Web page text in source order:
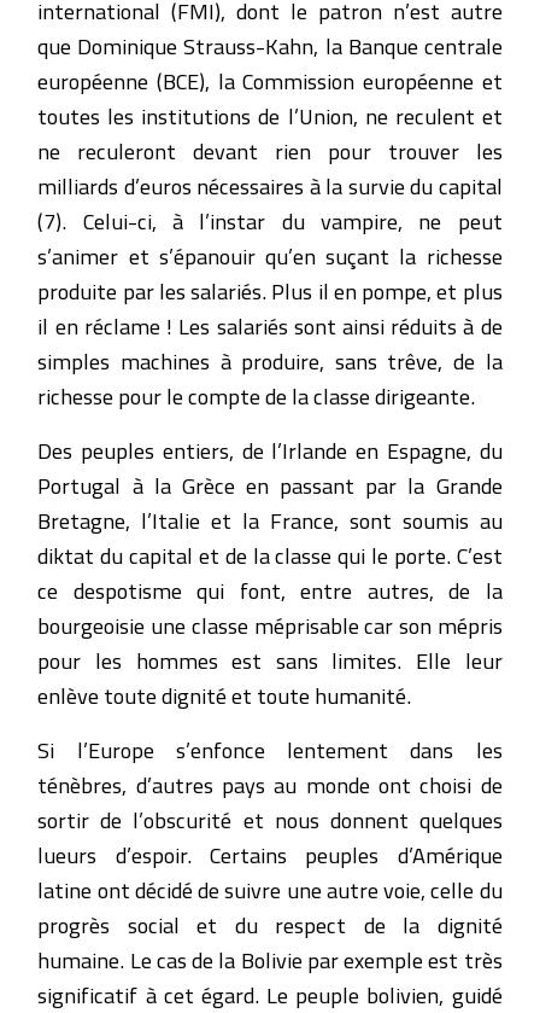
international (FMI), dont le patron n’est autre
que Dominique Strauss-Kahn, la Banque centrale
européenne (BCE), la Commission européenne et
toutes les institutions de l’Union, ne reculent et
ne reculeront devant rien pour trouver les
milliards d’euros nécessaires à la survie du capital
(7). Celui-ci, à l’instar du vampire, ne peut
s’animer et s’épanouir qu’en suçant la richesse
produite par les salariés. Plus il en pompe, et plus
il en réclame ! Les salariés sont ainsi réduits à de
simples machines à produire, sans trêve, de la
richesse pour le compte de la classe dirigeante.
Des peuples entiers, de l’Irlande en Espagne, du
Portugal à la Grèce en passant par la Grande
Bretagne, l’Italie et la France, sont soumis au
diktat du capital et de la classe qui le porte. C’est
ce despotisme qui font, entre autres, de la
bourgeoisie une classe méprisable car son mépris
pour les hommes est sans limites. Elle leur
enlève toute dignité et toute humanité.
Si l’Europe s’enfonce lentement dans les
ténèbres, d’autres pays au monde ont choisi de
sortir de l’obscurité et nous donnent quelques
lueurs d’espoir. Certains peuples d’Amérique
latine ont décidé de suivre une autre voie, celle du
progrès social et du respect de la dignité
humaine. Le cas de la Bolivie par exemple est très
significatif à cet égard. Le peuple bolivien, guidé